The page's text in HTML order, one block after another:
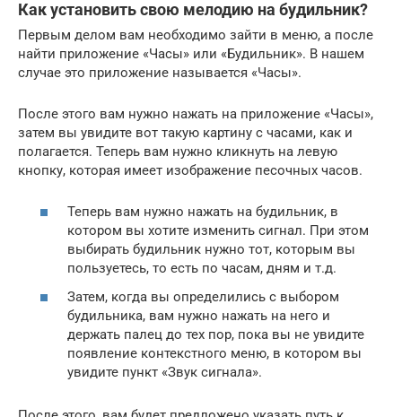
Как установить свою мелодию на будильник?
Первым делом вам необходимо зайти в меню, а после
найти приложение «Часы» или «Будильник». В нашем
случае это приложение называется «Часы».
После этого вам нужно нажать на приложение «Часы»,
затем вы увидите вот такую картину с часами, как и
полагается. Теперь вам нужно кликнуть на левую
кнопку, которая имеет изображение песочных часов.
Теперь вам нужно нажать на будильник, в
котором вы хотите изменить сигнал. При этом
выбирать будильник нужно тот, которым вы
пользуетесь, то есть по часам, дням и т.д.
Затем, когда вы определились с выбором
будильника, вам нужно нажать на него и
держать палец до тех пор, пока вы не увидите
появление контекстного меню, в котором вы
увидите пункт «Звук сигнала».